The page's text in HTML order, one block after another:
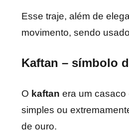
Esse traje, além de
movimento, sendo
Kaftan – símbolo
O kaftan era um casaco
simples ou
de ouro.